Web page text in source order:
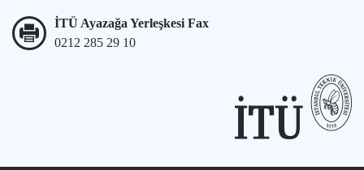
İTÜ Ayazağa Yerleşkesi Fax
0212 285 29 10